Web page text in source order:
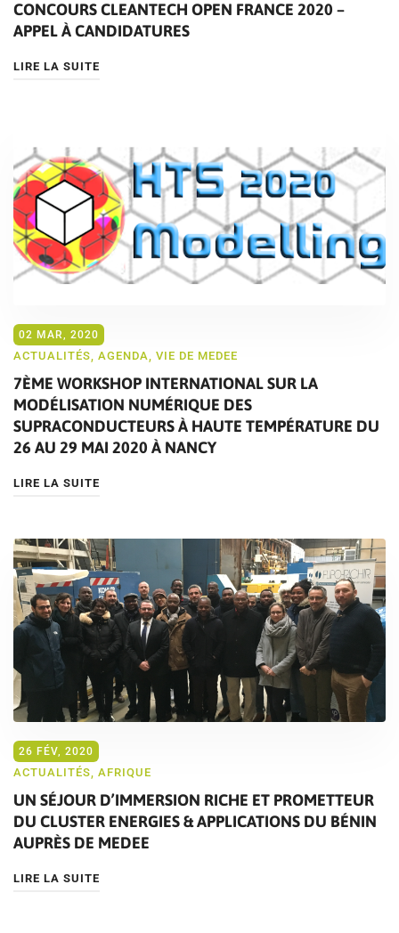
CONCOURS CLEANTECH OPEN FRANCE 2020 –
APPEL À CANDIDATURES
LIRE LA SUITE
02 MAR, 2020
ACTUALITÉS AGENDA VIE DE MEDEE
7ÈME WORKSHOP INTERNATIONAL SUR LA
MODÉLISATION NUMÉRIQUE DES
SUPRACONDUCTEURS À HAUTE TEMPÉRATURE DU
26 AU 29 MAI 2020 À NANCY
LIRE LA SUITE
26 FÉV, 2020
ACTUALITÉS, AFRIQUE
UN SÉJOUR D’IMMERSION RICHE ET PROMETTEUR
DU CLUSTER ENERGIES & APPLICATIONS DU BÉNIN
AUPRÈS DE MEDEE
LIRE LA SUITE